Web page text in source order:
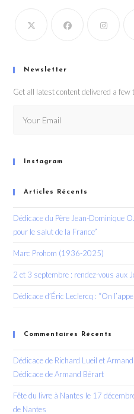
Newsletter
Get all latest content delivered a few
Instagram
Articles Récents
Dédicace du Père Jean-Dominique
pour le salut de la France”
Marc Prohom (1936-2025)
2 et 3 septembre : rendez-vous aux
Dédicace d’Éric Leclercq : “On
Commentaires Récents
Dédicace de Richard Lueil et
Dédicace de Armand Bérart
Fête du livre à Nantes le 17
de Nantes